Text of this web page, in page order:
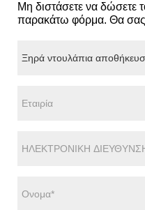
Μη διστάσετε να δώσετε
παρακάτω φόρμα. Θα